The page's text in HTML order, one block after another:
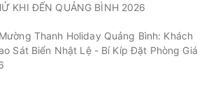
KHI ĐẾN QUẢNG BÌNH 2026
Thanh Holiday Quảng Bình: Khách
Sát Biển Nhật Lệ - Bí Kíp Đặt Phòng Giá